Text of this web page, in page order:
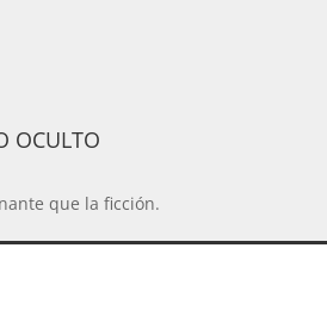
OCULTO
que la ficción.